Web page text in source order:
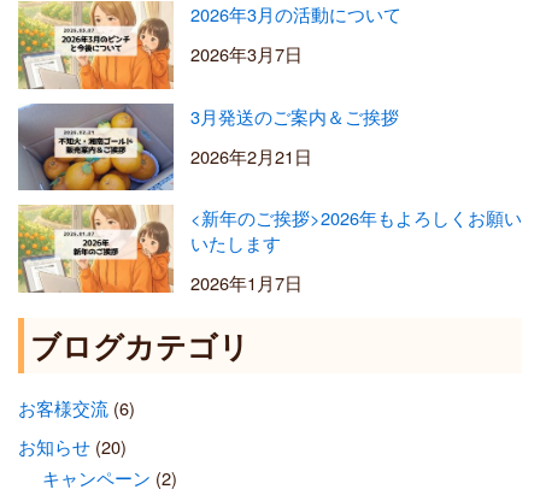
2026年3月の活動について
2026年3月7日
3月発送のご案内＆ご挨拶
2026年2月21日
<新年のご挨拶>2026年もよろしくお願い
いたします
2026年1月7日
ブログカテゴリ
お客様交流(6)
お知らせ(20)
キャンペーン (2)